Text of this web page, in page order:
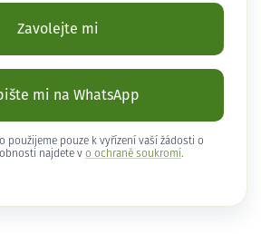
Zavolejte mi
mi na WhatsApp
použijeme pouze k vyřízení vaší žádosti o
najdete v o ochraně soukromí .